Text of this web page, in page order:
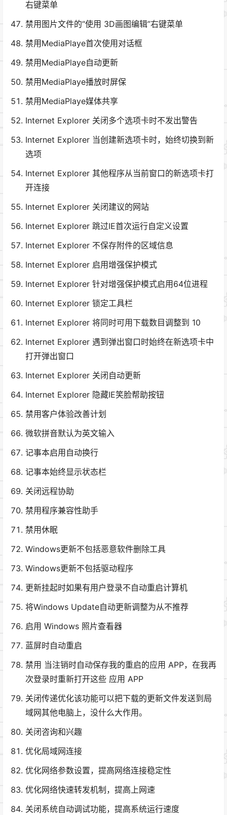
右键菜单
禁用图片文件的“使用 3D画图编辑”右键菜单
禁用MediaPlaye首次使用对话框
禁用MediaPlaye自动更新
禁用MediaPlaye播放时屏保
禁用MediaPlaye媒体共享
Internet Explorer 关闭多个选项卡时不发出警告
Internet Explorer 当创建新选项卡时，始终切换到新
选项
Internet Explorer 其他程序从当前窗口的新选项卡打
开连接
Internet Explorer 关闭建议的网站
Internet Explorer 跳过IE首次运行自定义设置
Internet Explorer 不保存附件的区域信息
Internet Explorer 启用增强保护模式
Internet Explorer 针对增强保护模式启用64位进程
Internet Explorer 锁定工具栏
Internet Explorer 将同时可用下载数目调整到 10
Internet Explorer 遇到弹出窗口时始终在新选项卡中
打开弹出窗口
Internet Explorer 关闭自动更新
Internet Explorer 隐藏IE笑脸帮助按钮
禁用客户体验改善计划
微软拼音默认为英文输入
记事本启用自动换行
记事本始终显示状态栏
关闭远程协助
禁用程序兼容性助手
禁用休眠
Windows更新不包括恶意软件删除工具
Windows更新不包括驱动程序
更新挂起时如果有用户登录不自动重启计算机
将Windows Update自动更新调整为从不推荐
启用 Windows 照片查看器
蓝屏时自动重启
禁用 当注销时自动保存我的重启的应用 APP，在我再
次登录时重新打开这些 应用 APP
关闭传递优化该功能可以把下载的更新文件发送到局
域网其他电脑上，没什么大作用。
关闭咨询和兴趣
优化局域网连接
优化网络参数设置，提高网络连接稳定性
优化网络快速转发机制，提高上网速
关闭系统自动调试功能，提高系统运行速度